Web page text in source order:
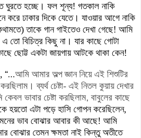
ঘুরতে হচ্ছে। ফল শূন্য! গতকাল নাকি
করে ঢাকার দিকে যেতে। যাওয়ার আগে নাকি
তাকে গান গাইতেও দেখা গেছে! আমি
তো বিচিত্র কিছু না। যার কাছে গোটা
ছোট্ট একটা জায়গায় আটকে থাকা কেন!
“...আমি আমার অল্প জ্ঞান নিয়ে এই শিশুটির
করছিলাম ।ব্যর্থ চেষ্টা- এই নিতল কুয়ায় দেখার
ভাবার চেষ্টা করছিলাম, বাবুলের কাছে
হয়তো এটা পড়ে হাসি গোপন করেছিলেন,
মনের ভাব বোঝার আবার কী আছে! আমি
বোঝার তেমন ক্ষমতা নাই কিন্তু অতীতে